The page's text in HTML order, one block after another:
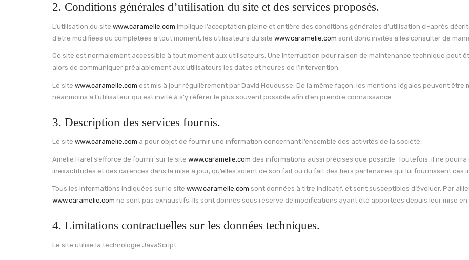
2. Conditions générales d’utilisation du site et des services proposés.
L’utilisation du site www.caramelie.com implique l’acceptation pleine et entière des conditions générales d’utilisation ci-après
d’être modifiées ou complétées à tout moment, les utilisateurs du site www.caramelie.com sont donc invités à les consulter de
Ce site est normalement accessible à tout moment aux utilisateurs. Une interruption pour raison de maintenance technique peut
alors de communiquer préalablement aux utilisateurs les dates et heures de l’intervention.
Le site www.caramelie.com est mis à jour régulièrement par David Houdusse. De la même façon, les mentions légales peuvent être
néanmoins à l’utilisateur qui est invité à s’y référer le plus souvent possible afin d’en prendre connaissance.
3. Description des services fournis.
Le site www.caramelie.com a pour objet de fournir une information concernant l’ensemble des activités de la société.
Amelie Harel s’efforce de fournir sur le site www.caramelie.com des informations aussi précises que possible. Toutefois, il ne
inexactitudes et des carences dans la mise à jour, qu’elles soient de son fait ou du fait des tiers partenaires qui lui fournissent ces
Tous les informations indiquées sur le site www.caramelie.com sont données à titre indicatif, et sont susceptibles d’évoluer. Par
www.caramelie.com ne sont pas exhaustifs. Ils sont donnés sous réserve de modifications ayant été apportées depuis leur mise en
4. Limitations contractuelles sur les données techniques.
Le site utilise la technologie JavaScript.